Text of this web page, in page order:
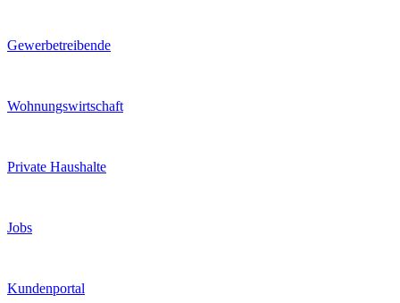
Gewerbetreibende
Wohnungswirtschaft
Private Haushalte
Jobs
Kundenportal